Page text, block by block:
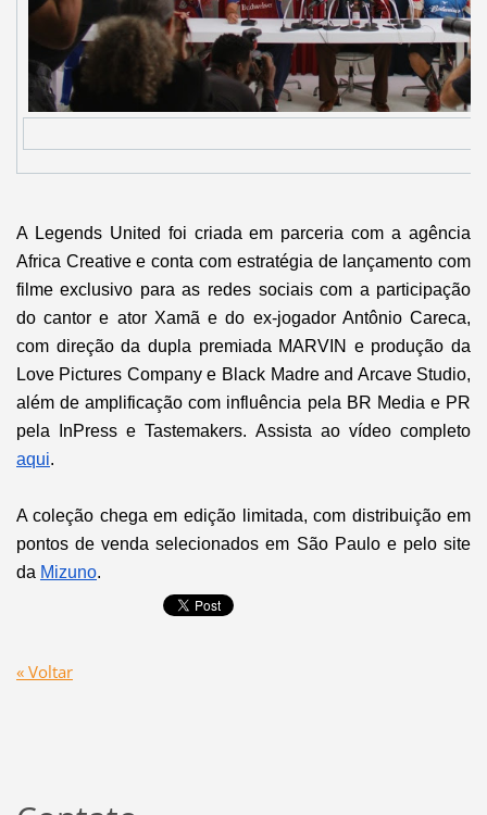
A Legends United foi criada em parceria com a agência
Africa Creative e conta com estratégia de lançamento com
filme exclusivo para as redes sociais com a participação
do cantor e ator Xamã e do ex-jogador Antônio Careca,
com direção da dupla premiada MARVIN eprodução da
Love Pictures Company e Black Madre and Arcave Studio,
além de amplificação com influência pela BR Media e PR
pela InPress e Tastemakers. Assista ao vídeo completo
aqui.
A coleção chega em edição limitada, com distribuição em
pontos de venda selecionados em São Paulo e pelo site
da Mizuno.
« Voltar